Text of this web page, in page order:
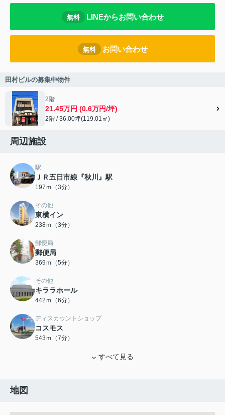
無料 LINEからお問い合わせ
無料 お問い合わせ
田村ビルの募集中物件
2階
21.45万円 (0.6万円/坪)
2階 / 36.00坪(119.01㎡)
周辺施設
駅
ＪＲ五日市線『秋川』駅
197ｍ（3分）
その他
東横イン
238ｍ（3分）
郵便局
郵便局
369ｍ（5分）
その他
キララホール
442ｍ（6分）
ディスカウントショップ
コスモス
543ｍ（7分）
すべて見る
地図